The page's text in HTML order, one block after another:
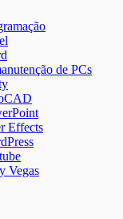
de PCs
Effects
Vegas